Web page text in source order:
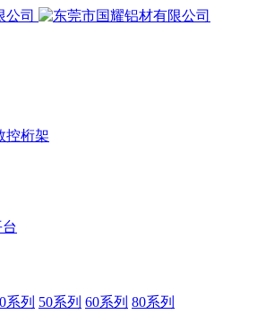
控桁架
系列 50系列 60系列 80系列